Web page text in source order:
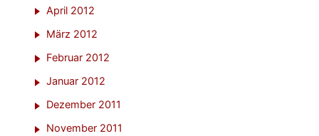
April 2012
März 2012
Februar 2012
Januar 2012
Dezember 2011
November 2011